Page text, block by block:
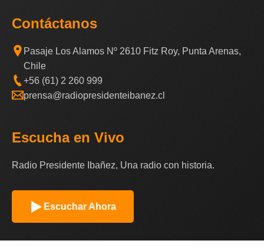
Contáctanos
Pasaje Los Alamos Nº 2610 Fitz Roy, Punta Arenas,
Chile
+56 (61) 2 260 999
prensa@radiopresidenteibanez.cl
Escucha en Vivo
Radio Presidente Ibañez, Una radio con historia.
Escuchar Ahora